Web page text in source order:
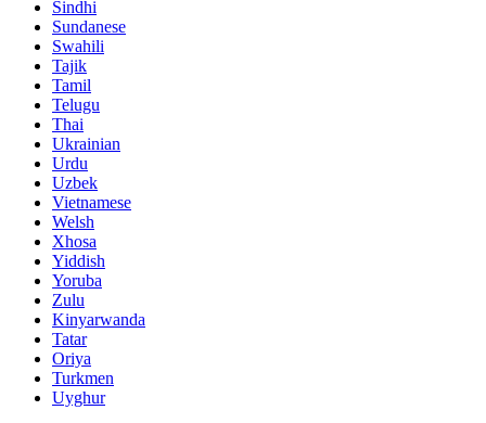
Sindhi
Sundanese
Swahili
Tajik
Tamil
Telugu
Thai
Ukrainian
Urdu
Uzbek
Vietnamese
Welsh
Xhosa
Yiddish
Yoruba
Zulu
Kinyarwanda
Tatar
Oriya
Turkmen
Uyghur